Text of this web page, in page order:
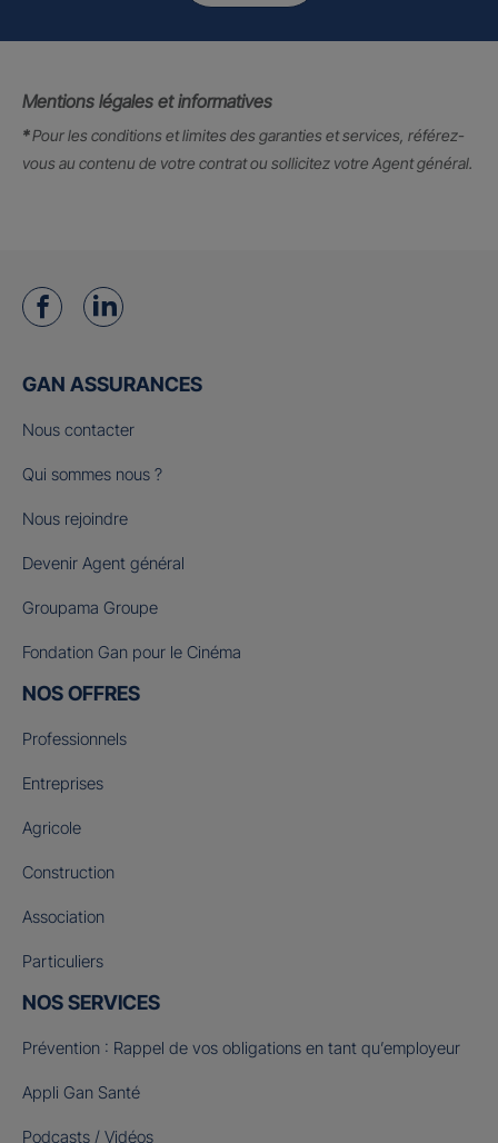
Mentions légales et informatives
*Pour les conditions et limites des garanties et services, référez-
vous au contenu de votre contrat ou sollicitez votre Agent général.
GAN ASSURANCES
Nous contacter
Qui sommes nous ?
Nous rejoindre
Devenir Agent général
Groupama Groupe
Fondation Gan pour le Cinéma
NOS OFFRES
Professionnels
Entreprises
Agricole
Construction
Association
Particuliers
NOS SERVICES
Prévention : Rappel de vos obligations en tant qu’employeur
Appli Gan Santé
Podcasts / Vidéos